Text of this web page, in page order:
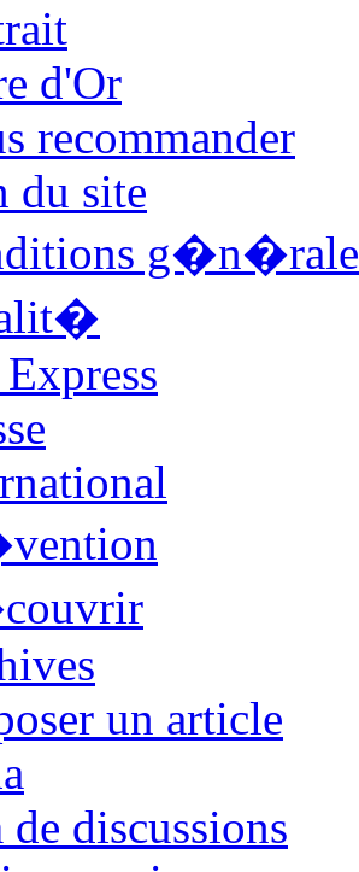
d'Or
recommander
du site
un article
discussions